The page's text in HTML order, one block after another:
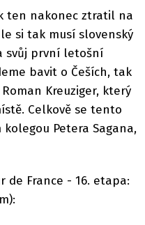
ten nakonec ztratil na
si tak musí slovenský
svůj první letošní
bavit o Češích, tak
Kreuziger, který
Celkově se tento
kolegou Petera Sagana,
de France - 16. etapa: